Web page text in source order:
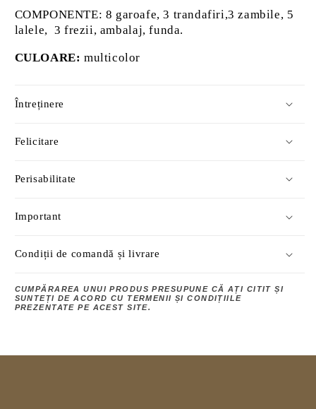
COMPONENTE: 8 garoafe, 3 trandafiri,3 zambile, 5
lalele, 3 frezii, ambalaj, funda.
CULOARE: multicolor
Întreținere
Felicitare
Perisabilitate
Important
Condiții de comandă și livrare
CUMPĂRAREA UNUI PRODUS PRESUPUNE CĂ AȚI CITIT ȘI
SUNTEȚI DE ACORD CU TERMENII ȘI CONDIȚIILE
PREZENTATE PE ACEST SITE.